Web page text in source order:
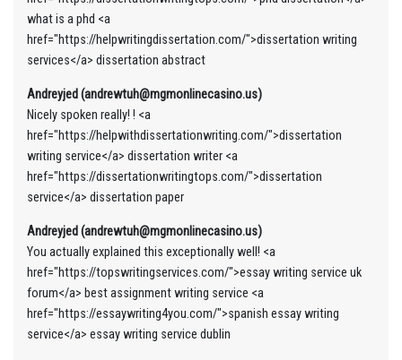
what is a phd <a
href="https://helpwritingdissertation.com/">dissertation writing
services</a> dissertation abstract
Andreyjed (andrewtuh@mgmonlinecasino.us)
Nicely spoken really! ! <a
href="https://helpwithdissertationwriting.com/">dissertation
writing service</a> dissertation writer <a
href="https://dissertationwritingtops.com/">dissertation
service</a> dissertation paper
Andreyjed (andrewtuh@mgmonlinecasino.us)
You actually explained this exceptionally well! <a
href="https://topswritingservices.com/">essay writing service uk
forum</a> best assignment writing service <a
href="https://essaywriting4you.com/">spanish essay writing
service</a> essay writing service dublin